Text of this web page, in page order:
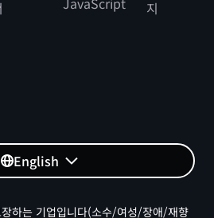
지
English
하는 기업입니다(소수/여성/장애/재향